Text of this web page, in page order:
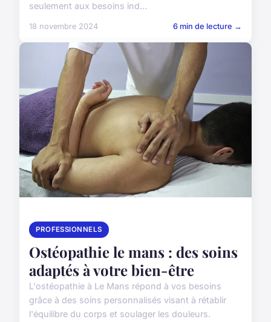
seulement aux besoins ind...
18 novembre 2024 6 min de lecture →
PROFESSIONNELS
Ostéopathie le mans : des soins
adaptés à votre bien-être
L'ostéopathie à Le Mans répond à vos besoins
grâce à des soins personnalisés visant à rétablir
l'équilibre du corps et soulager les douleurs.